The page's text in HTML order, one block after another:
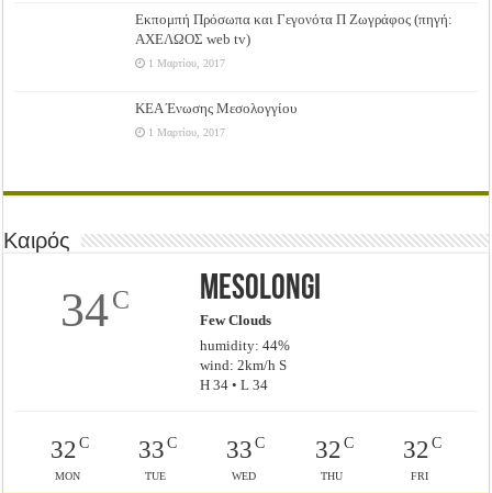
Εκπομπή Πρόσωπα και Γεγονότα Π Ζωγράφος (πηγή:
ΑΧΕΛΩΟΣ web tv)
1 Μαρτίου, 2017
ΚΕΑ Ένωσης Μεσολογγίου
1 Μαρτίου, 2017
Καιρός
34C Mesolongi
Few Clouds
humidity: 44%
wind: 2km/h S
H 34 • L 34
32C
MON
33C
TUE
33 C
WED
32C
THU
32C
FRI